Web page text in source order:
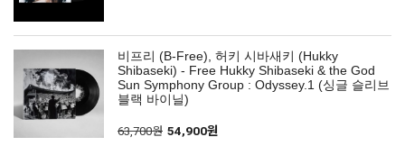
비프리 (B-Free), 허키 시바새키 (Hukky
Shibaseki) - Free Hukky Shibaseki & the God
Sun Symphony Group : Odyssey.1 (싱글 슬리브
블랙 바이닐)
63,700원 54,900원